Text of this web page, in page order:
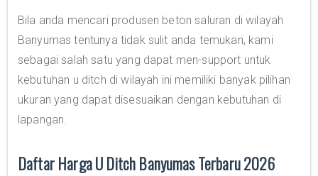
Bila anda mencari produsen beton saluran di wilayah
Banyumas tentunya tidak sulit anda temukan, kami
sebagai salah satu yang dapat men-support untuk
kebutuhan u ditch di wilayah ini memiliki banyak pilihan
ukuran yang dapat disesuaikan dengan kebutuhan di
lapangan.
Daftar Harga U Ditch Banyumas Terbaru 2026